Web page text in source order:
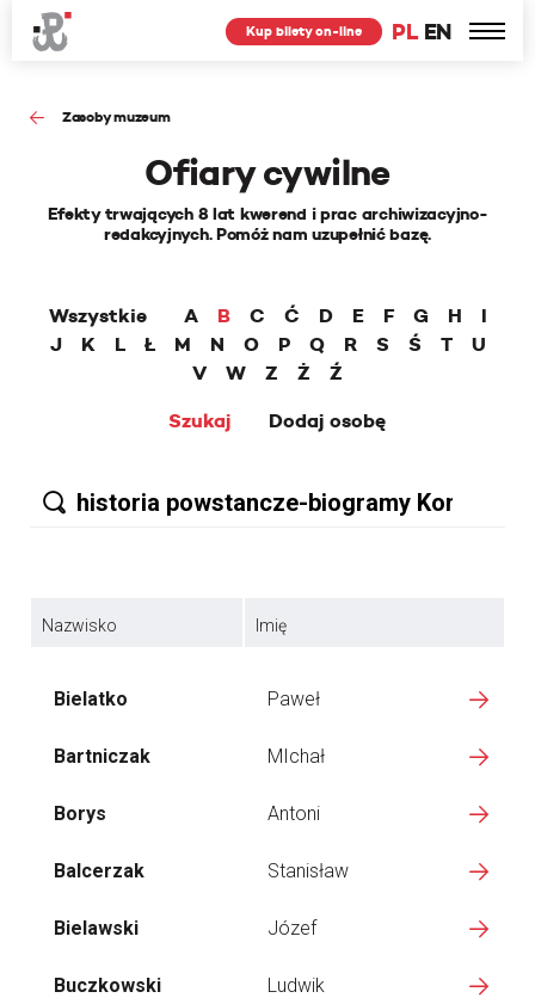
PL EN
Kup bilety on-line
Zasoby muzeum
Ofiary cywilne
Efekty trwających 8 lat kwerend i prac archiwizacyjno-
redakcyjnych. Pomóż nam uzupełnić bazę.
Wszystkie A B C Ć D E F G H
I
J
K L Ł M N O P Q R S Ś T
U
V
W Z Ż
Ź
Szukaj
Dodaj osobę
Nazwisko Imię
Bielatko Paweł
Bartniczak MIchał
Borys Antoni
Balcerzak Stanisław
Bielawski Józef
Buczkowski Ludwik